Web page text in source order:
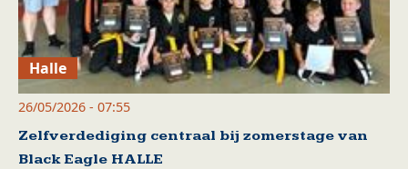
Halle
26/05/2026 - 07:55
Zelfverdediging centraal bij zomerstage van
Black Eagle HALLE